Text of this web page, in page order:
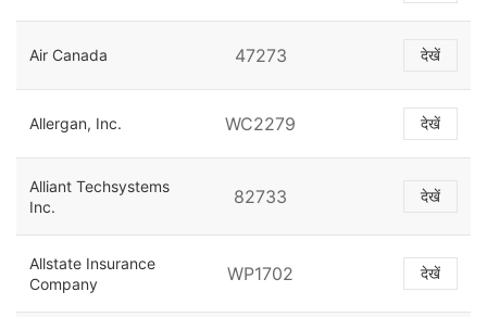
Air Canada 47273 देखें
Allergan, Inc. WC2279 देखें
Alliant Techsystems
Inc.
82733 देखें
Allstate Insurance
Company
WP1702 देखें